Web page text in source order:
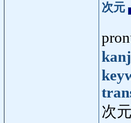
次元
次